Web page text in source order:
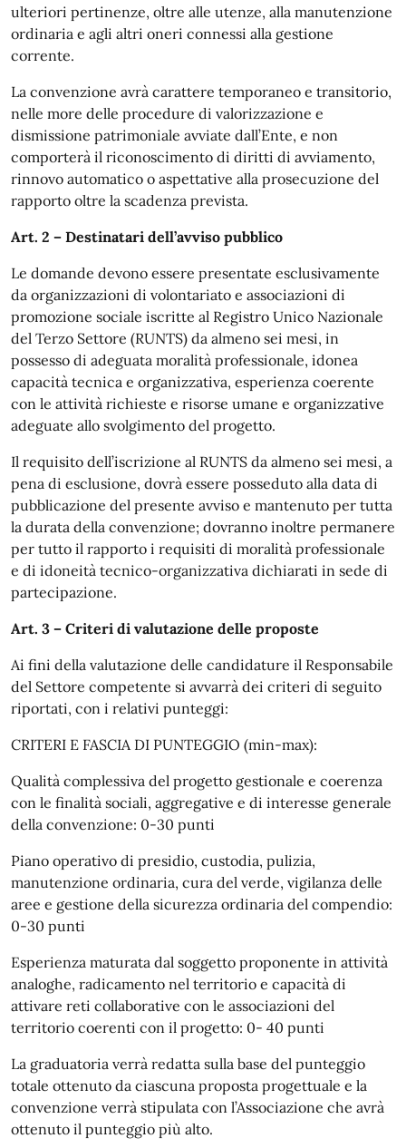
ulteriori pertinenze, oltre alle utenze, alla manutenzione
ordinaria e agli altri oneri connessi alla gestione
corrente.
La convenzione avrà carattere temporaneo e transitorio,
nelle more delle procedure di valorizzazione e
dismissione patrimoniale avviate dall’Ente, e non
comporterà il riconoscimento di diritti di avviamento,
rinnovo automatico o aspettative alla prosecuzione del
rapporto oltre la scadenza prevista.
Art. 2 – Destinatari dell’avviso pubblico
Le domande devono essere presentate esclusivamente
da organizzazioni di volontariato e associazioni di
promozione sociale iscritte al Registro Unico Nazionale
del Terzo Settore (RUNTS) da almeno sei mesi, in
possesso di adeguata moralità professionale, idonea
capacità tecnica e organizzativa, esperienza coerente
con le attività richieste e risorse umane e organizzative
adeguate allo svolgimento del progetto.
Il requisito dell’iscrizione al RUNTS da almeno sei mesi, a
pena di esclusione, dovrà essere posseduto alla data di
pubblicazione del presente avviso e mantenuto per tutta
la durata della convenzione; dovranno inoltre permanere
per tutto il rapporto i requisiti di moralità professionale
e di idoneità tecnico-organizzativa dichiarati in sede di
partecipazione.
Art. 3 – Criteri di valutazione delle proposte
Ai fini della valutazione delle candidature il Responsabile
del Settore competente si avvarrà dei criteri di seguito
riportati, con i relativi punteggi:
CRITERI E FASCIA DI PUNTEGGIO (min-max):
Qualità complessiva del progetto gestionale e coerenza
con le finalità sociali, aggregative e di interesse generale
della convenzione: 0-30 punti
Piano operativo di presidio, custodia, pulizia,
manutenzione ordinaria, cura del verde, vigilanza delle
aree e gestione della sicurezza ordinaria del compendio:
0-30 punti
Esperienza maturata dal soggetto proponente in attività
analoghe, radicamento nel territorio e capacità di
attivare reti collaborative con le associazioni del
territorio coerenti con il progetto: 0- 40 punti
La graduatoria verrà redatta sulla base del punteggio
totale ottenuto da ciascuna proposta progettuale e la
convenzione verrà stipulata con l’Associazione che avrà
ottenuto il punteggio più alto.